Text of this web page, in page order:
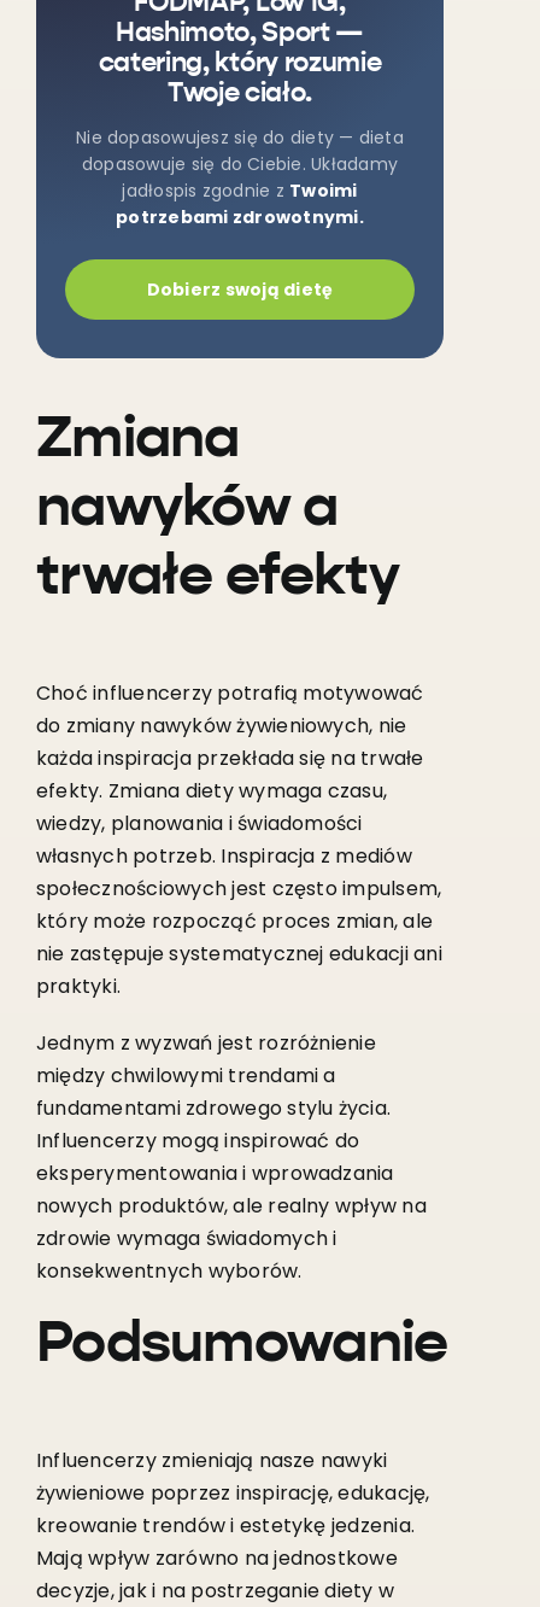
Hashimoto, Sport —
catering, który rozumie
Twoje ciało.
Nie dopasowujesz się do diety — dieta
dopasowuje się do Ciebie. Układamy
jadłospis zgodnie z Twoimi
potrzebami zdrowotnymi.
Dobierz swoją dietę
Zmiana
nawyków a
trwałe efekty
Choć influencerzy potrafią motywować
do zmiany nawyków żywieniowych, nie
każda inspiracja przekłada się na trwałe
efekty. Zmiana diety wymaga czasu,
wiedzy, planowania i świadomości
własnych potrzeb. Inspiracja z mediów
społecznościowych jest często impulsem,
który może rozpocząć proces zmian, ale
nie zastępuje systematycznej edukacji ani
praktyki.
Jednym z wyzwań jest rozróżnienie
między chwilowymi trendami a
fundamentami zdrowego stylu życia.
Influencerzy mogą inspirować do
eksperymentowania i wprowadzania
nowych produktów, ale realny wpływ na
zdrowie wymaga świadomych i
konsekwentnych wyborów.
Podsumowanie
Influencerzy zmieniają nasze nawyki
żywieniowe poprzez inspirację, edukację,
kreowanie trendów i estetykę jedzenia.
Mają wpływ zarówno na jednostkowe
decyzje, jak i na postrzeganie diety w